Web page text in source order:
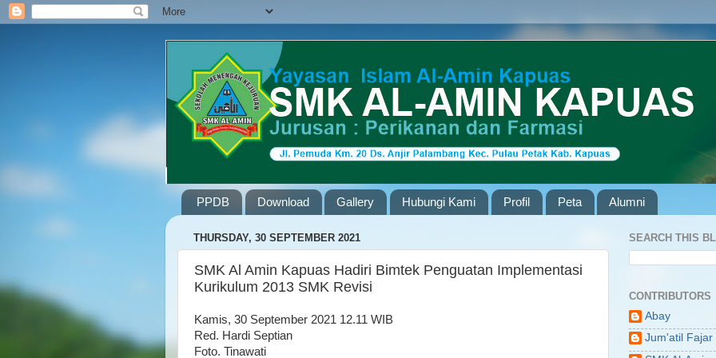
PPDB Download Gallery Hubungi Kami Profil Peta Alumni
THURSDAY, 30 SEPTEMBER 2021
SMK Al Amin Kapuas Hadiri Bimtek Penguatan Implementasi
Kurikulum 2013 SMK Revisi
Kamis, 30 September 2021 12.11 WIB
Red. Hardi Septian
Foto. Tinawati
SEARCH THIS
CONTRIBUTORS
Abay
Jum'atil Fajar